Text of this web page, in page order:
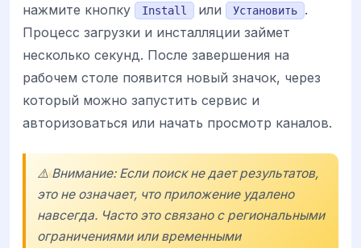
нажмите кнопку
Install или Установить
.
Процесс загрузки и инсталляции займет
несколько секунд. После завершения на
рабочем столе появится новый значок, через
который можно запустить сервис и
авторизоваться или начать просмотр каналов.
⚠️ Внимание: Если поиск не дает результатов,
это не означает, что приложение удалено
навсегда. Часто это связано с региональными
ограничениями или временными